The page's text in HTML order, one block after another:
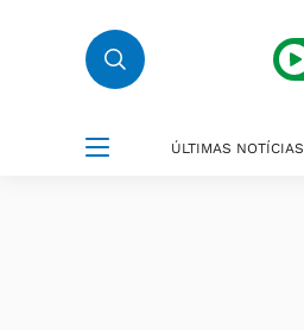
ÚLTIMAS NOTÍCIAS